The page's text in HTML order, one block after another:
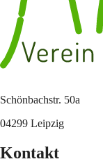
Schönbachstr. 50a
04299 Leipzig
Kontakt